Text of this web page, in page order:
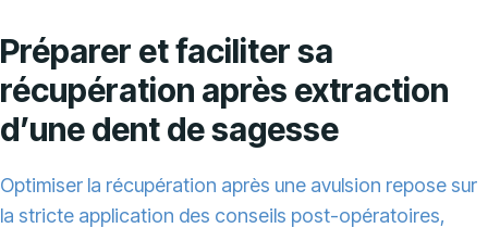
Préparer et faciliter sa
récupération après extraction
d’une dent de sagesse
Optimiser la récupération après une avulsion repose sur
la stricte application des conseils post-opératoires,